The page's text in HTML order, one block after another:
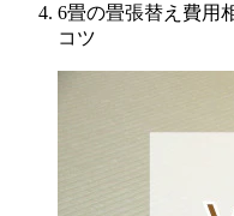
6畳の畳張替え費用
コツ